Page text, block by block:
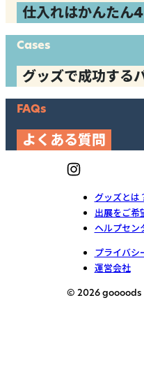
仕入れはかんたん
Cases
グッズで成功する
FAQs
よくある質問
グッズとは
出展をご希
ヘルプセン
プライバシ
運営会社
© 2026 goooods